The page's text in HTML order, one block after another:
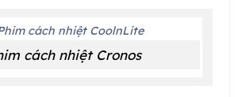
cách nhiệt Cronos